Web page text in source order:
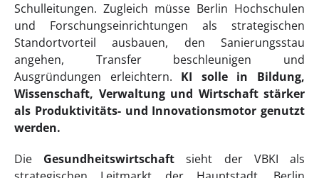
Schulleitungen. Zugleich müsse Berlin Hochschulen
und Forschungseinrichtungen als strategischen
Standortvorteil ausbauen, den Sanierungsstau
angehen, Transfer beschleunigen und
Ausgründungen erleichtern. KI solle in Bildung,
Wissenschaft, Verwaltung und Wirtschaft stärker
als Produktivitäts- und Innovationsmotor genutzt
werden.
Die Gesundheitswirtschaft sieht der VBKI als